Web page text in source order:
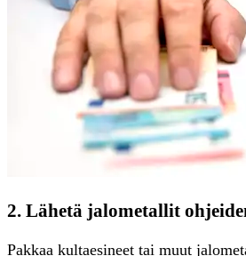
2. Lähetä jalometallit
Pakkaa kultaesineet tai muut